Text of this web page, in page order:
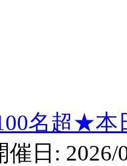
名超★本
催日: 2026/